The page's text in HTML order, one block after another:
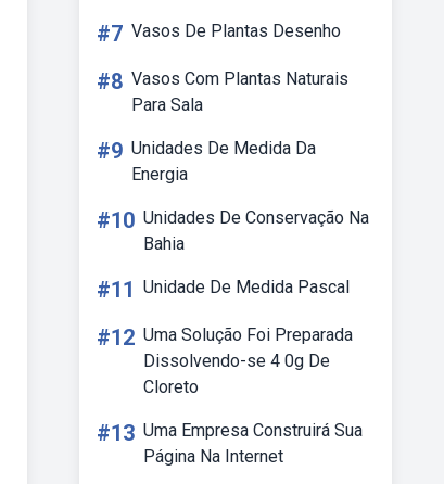
#7 Vasos De Plantas Desenho
#8 Vasos Com Plantas Naturais
Para Sala
#9 Unidades De Medida Da
Energia
#10 Unidades De Conservação Na
Bahia
#11 Unidade De Medida Pascal
#12 Uma Solução Foi Preparada
Dissolvendo-se 4 0g De
Cloreto
#13 Uma Empresa Construirá Sua
Página Na Internet